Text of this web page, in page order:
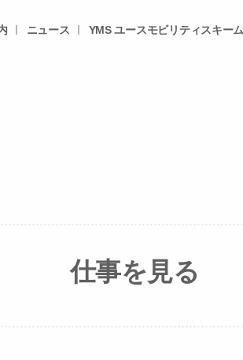
ニュース YMS ユースモビリティスキーム
仕事を見る